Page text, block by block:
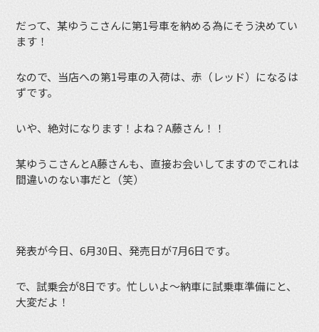
だって、某ゆうこさんに第1号車を納める為にそう決めてい
ます！
なので、当店への第1号車の入荷は、赤（レッド）になるは
ずです。
いや、絶対になります！よね？A藤さん！！
某ゆうこさんとA藤さんも、直接お会いしてますのでこれは
間違いのない事だと（笑）
発表が今日、6月30日、発売日が7月6日です。
で、試乗会が8日です。忙しいよ〜納車に試乗車準備にと、
大変だよ！